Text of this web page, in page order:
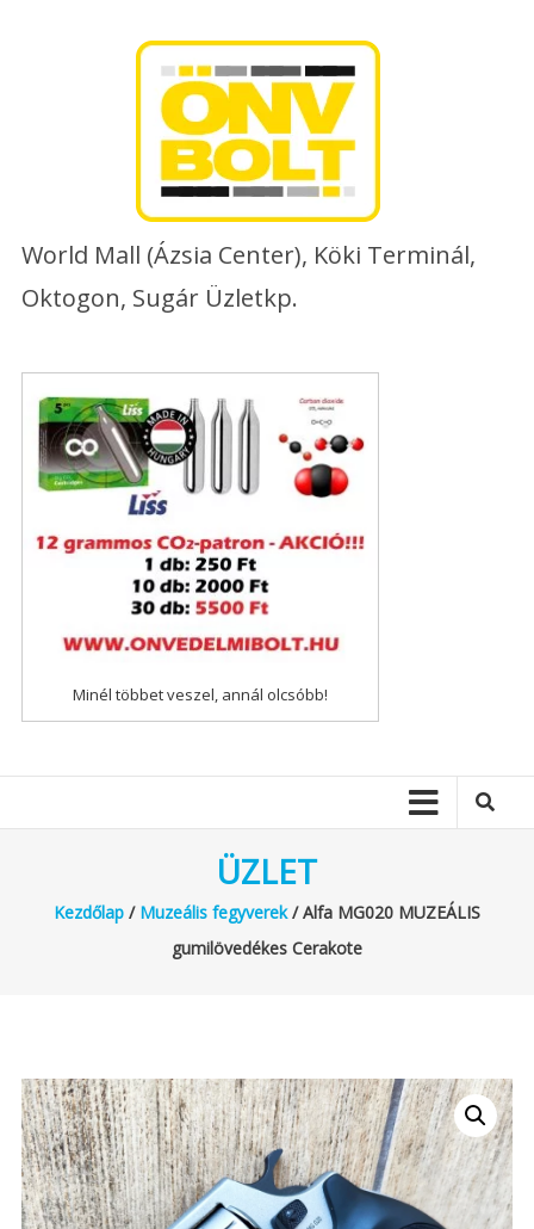
World Mall (Ázsia Center), Köki Terminál,
Oktogon, Sugár Üzletkp.
Minél többet veszel, annál olcsóbb!
ÜZLET
Kezdőlap/ Muzeális fegyverek/ Alfa MG020 MUZEÁLIS
gumilövedékes Cerakote